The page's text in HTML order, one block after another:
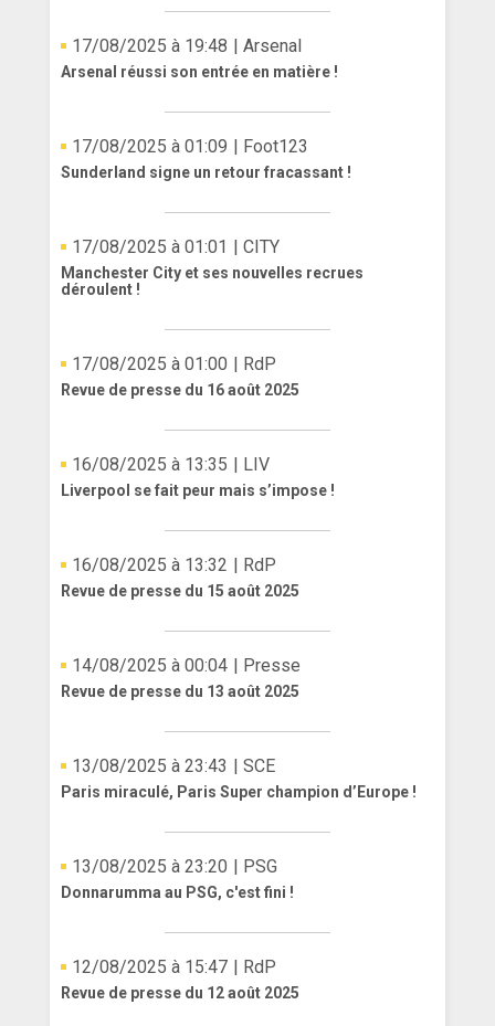
17/08/2025 à 19:48 | Arsenal
Arsenal réussi son entrée en matière !
17/08/2025 à 01:09 | Foot123
Sunderland signe un retour fracassant !
17/08/2025 à 01:01 | CITY
Manchester City et ses nouvelles recrues
déroulent !
17/08/2025 à 01:00 | RdP
Revue de presse du 16 août 2025
16/08/2025 à 13:35 | LIV
Liverpool se fait peur mais s’impose !
16/08/2025 à 13:32 | RdP
Revue de presse du 15 août 2025
14/08/2025 à 00:04 | Presse
Revue de presse du 13 août 2025
13/08/2025 à 23:43 | SCE
Paris miraculé, Paris Super champion d’Europe !
13/08/2025 à 23:20 | PSG
Donnarumma au PSG, c'est fini !
12/08/2025 à 15:47 | RdP
Revue de presse du 12 août 2025